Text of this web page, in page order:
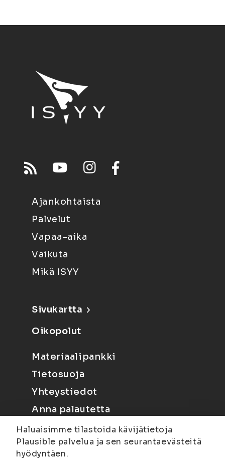
Ajankohtaista
Palvelut
Vapaa-aika
Vaikuta
Mikä ISYY
Sivukartta
Oikopolut
Materiaalipankki
Tietosuoja
Yhteystiedot
Anna palautetta
Haluaisimme tilastoida kävijätietoja
Plausible palvelua ja sen seurantaevästeitä
hyödyntäen.